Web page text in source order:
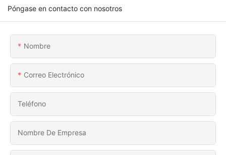
Póngase en contacto con nosotros
Nombre
Correo Electrónico
Teléfono
Nombre De Empresa